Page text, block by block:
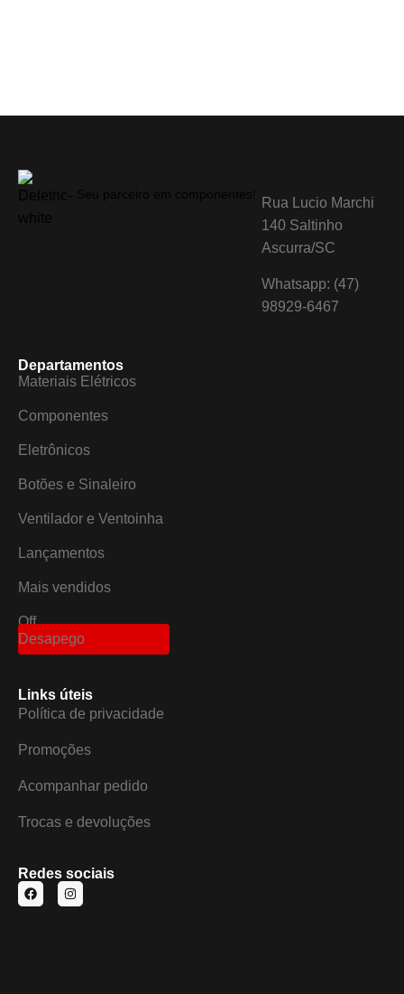
Rua Lucio Marchi
140 Saltinho
Ascurra/SC
Whatsapp: (47)
98929-6467
Departamentos
Materiais Elétricos
Componentes
Eletrônicos
Botões e Sinaleiro
Ventilador e Ventoinha
Lançamentos
Mais vendidos
Off
Desapego
Links úteis
Política de privacidade
Promoções
Acompanhar pedido
Trocas e devoluções
Redes sociais